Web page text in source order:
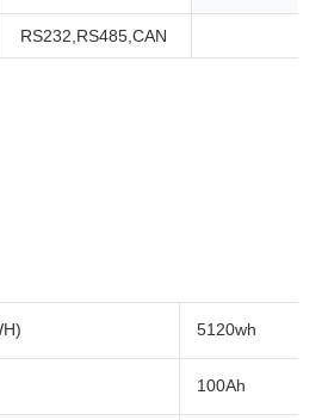
RS232,RS485,CAN
5120wh
100Ah